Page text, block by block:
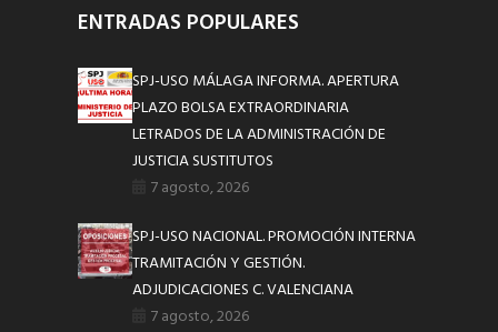
ENTRADAS POPULARES
SPJ-USO MÁLAGA INFORMA. APERTURA
PLAZO BOLSA EXTRAORDINARIA
LETRADOS DE LA ADMINISTRACIÓN DE
JUSTICIA SUSTITUTOS
7 agosto, 2026
SPJ-USO NACIONAL. PROMOCIÓN INTERNA
TRAMITACIÓN Y GESTIÓN.
ADJUDICACIONES C. VALENCIANA
7 agosto, 2026